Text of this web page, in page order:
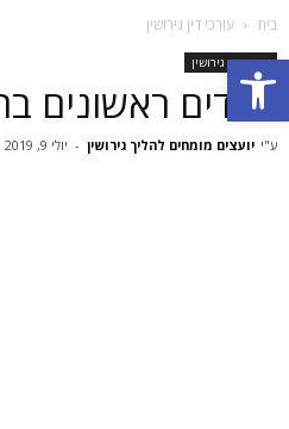
פתח סרגל נגישות
בית עורכי דין גירושין
עורכי דין גירושין
צעדים ראשונים
ע"י יועצים מומחים להליך גירושין - יולי 9, 2019